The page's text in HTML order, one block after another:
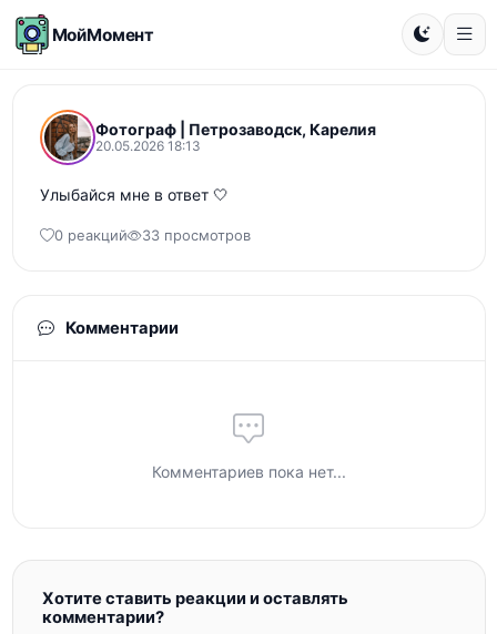
МойМомент
Фотограф | Петрозаводск, Карелия
20.05.2026 18:13
Улыбайся мне в ответ 🤍
0 реакций 33 просмотров
Комментарии
Комментариев пока нет...
Хотите ставить реакции и оставлять
комментарии?